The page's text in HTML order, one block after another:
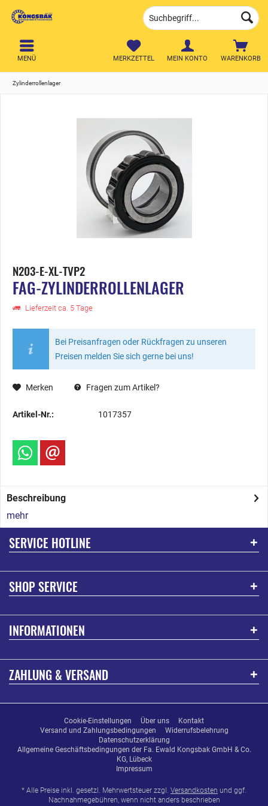
WARENKORB
MERKZETTEL MEIN KONTO
MENÜ
Zylinderrollenlager
N203-E-XL-TVP2
FAG-ZYLINDERROLLENLAGER
Lieferzeit ca. 5 Tage
Bei Preisanfragen oder Rückfragen zu unseren
Preisen melden Sie sich gerne bei uns!
Merken Fragen zum Artikel?
Artikel-Nr.: 1017357
Beschreibung
mehr
SERVICE HOTLINE
SHOP SERVICE
INFORMATIONEN
ZAHLUNG & VERSAND
Cookie-Einstellungen Über uns
Kontakt
Versand und Zahlungsbedingungen
Widerrufsbelehrung
Datenschutzerklärung
Allgemeine Geschäftsbedingungen der Fa. Ewald Kongsbak GmbH & Co.
KG, Lübeck
Impressum
* Alle Preise inkl. gesetzl. Mehrwertsteuer zzgl. Versandkosten und ggf.
Nachnahmegebühren, wenn nicht anders beschrieben